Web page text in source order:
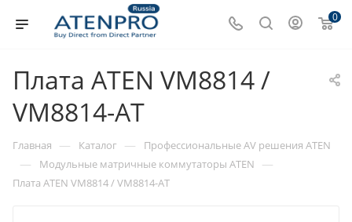
0
Плата ATEN VM8814 /
VM8814-AT
Главная — Каталог — Профессиональные AV решения ATEN
— Модульные матричные коммутаторы ATEN —
Плата ATEN VM8814 / VM8814-AT